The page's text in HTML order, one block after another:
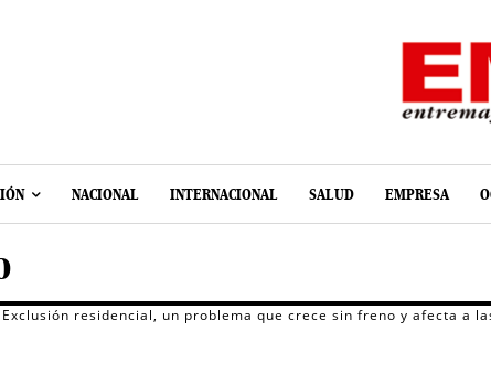
NACIONAL INTERNACIONAL SALUD EMPRESA
Exclusión residencial, un problema que crece sin freno y afecta a